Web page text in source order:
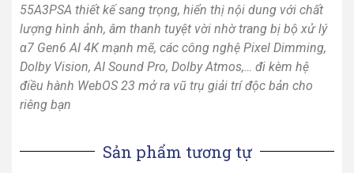
55A3PSA thiết kế sang trọng, hiển thị nội dung với chất
lượng hình ảnh, âm thanh tuyệt vời nhờ trang bị bộ xử lý
α7 Gen6 AI 4K mạnh mẽ, các công nghệ Pixel Dimming,
Dolby Vision, AI Sound Pro, Dolby Atmos,… đi kèm hệ
điều hành WebOS 23 mở ra vũ trụ giải trí độc bản cho
riêng bạn
Sản phẩm tương tự